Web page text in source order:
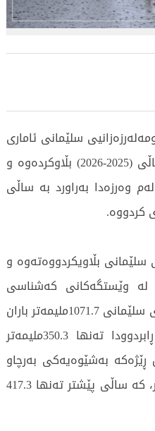
سلێمانی ئاماری
کۆتایی بارانبارینی وەرزی ئەمساڵی (2025-2026) بڵاوکردەوە و
لەم وەرزەدا بەراورد بە ساڵی
کردووە.
بڵاویکردووەتەوە و
(1ی حوزەیرانی 2026) لە وێستگەکانی کەشناسی
تۆمارکراون، لە سەنتەری پارێزگای سلێمانی 1071.7ملیمەتر باران
باریوە، لە کاتێکدا لە وەرزی ڕابردوودا تەنها 350.3ملیمەتر
ڕێژەکە بەشێوەیەکی بەرچاو
بەرزبووەتەوە بۆ 1122.4 ملیمەتر، کە ساڵی پێشتر تەنها 417.3